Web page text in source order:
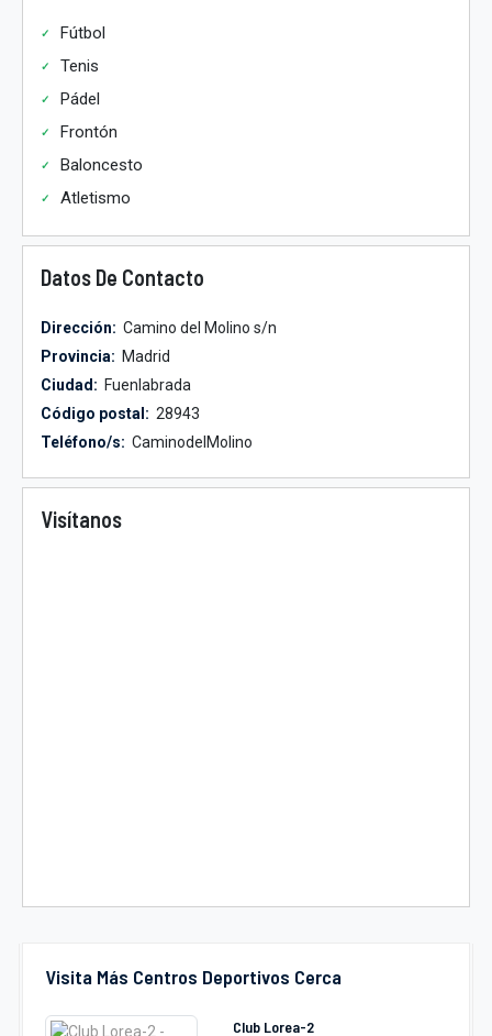
Visita Más Centros Deportivos Cerca
Club Lorea-2
Fútbol
Tenis
Pádel
Frontón
Baloncesto
Atletismo
Datos De Contacto
Dirección: Camino del Molino s/n
Provincia: Madrid
Ciudad: Fuenlabrada
Código postal: 28943
Teléfono/s: CaminodelMolino
Visítanos